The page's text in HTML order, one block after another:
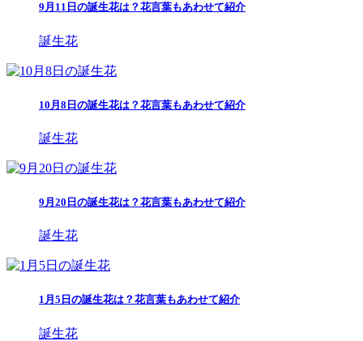
9月11日の誕生花は？花言葉もあわせて紹介
誕生花
10月8日の誕生花は？花言葉もあわせて紹介
誕生花
9月20日の誕生花は？花言葉もあわせて紹介
誕生花
1月5日の誕生花は？花言葉もあわせて紹介
誕生花